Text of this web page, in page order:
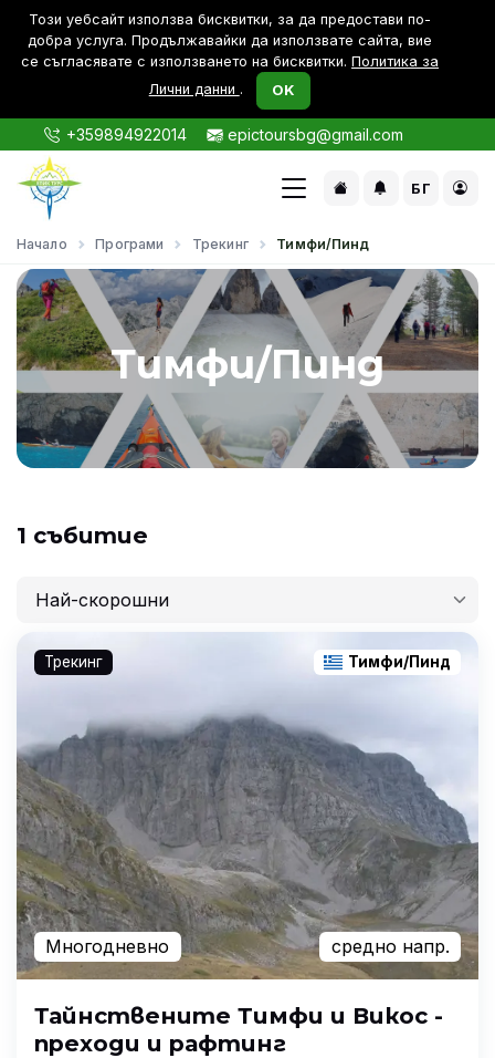
Този уебсайт използва бисквитки, за да предостави по-
дoбра услуга. Продължавайки да използвате сайта, вие
се съгласявате с използването на бисквитки. Политика за
Лични данни . OK
+359894922014 epictoursbg@gmail.com
БГ
Начало Програми Трекинг Тимфи/Пинд
Тимфи/Пинд
1 събитие
Най-скорошни
Най-ниска цена
Най-продължителни
Трекинг Тимфи/Пинд
Многодневно средно напр.
Тайнствените Тимфи и Викос -
преходи и рафтинг